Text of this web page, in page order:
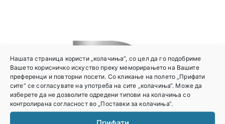
Нашата страница користи „колачиња”, со цел да го подобриме
Вашето корисничко искуство преку меморирањето на Вашите
преференци и повторни посети. Со кликање на полето „Прифати
сите“ се согласувате на употреба на сите „колачиња“. Може да
изберете да не дозволите одредени типови на колачиња со
контролирана согласност во „Поставки за колачиња“.